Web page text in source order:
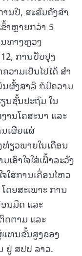
ນປີ, ສະສົມຄັງສໍາ
າຫຼາຍກວ່າ 5
ນທາງຫຼວງ
ການປັບປຸງ
າມເປັນໄປໄດ້ ສໍາ
ຜົ້ງສາລີ ກໍມີຄວາມ
ນຊັ້ນປະຖົມ ໃນ
ານໂຄສະນາ ແລະ
ເຜີຍແຜ່
ຽວພາຍໃນເດືອນ
ອົາໃຈໃສ່ເຝົ້າລະວັງ
ໃສ່ການເຄື່ອນໄຫວ
ດຍສະເພາະ ການ
ນມິດ ແລະ
ດຕາມ ແລະ
ທນຂັ້ນສູງຂອງ
ຢູ່ ສປປ ລາວ.